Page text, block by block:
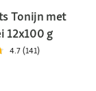
Tonijn met
12x100 g
4.7 (141)